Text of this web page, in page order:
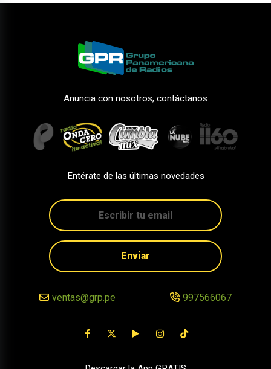
Anuncia con nosotros, contáctanos
Entérate de las últimas novedades
Enviar
ventas@grp.pe 997566067